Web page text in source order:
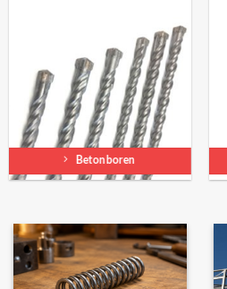
Betonboren